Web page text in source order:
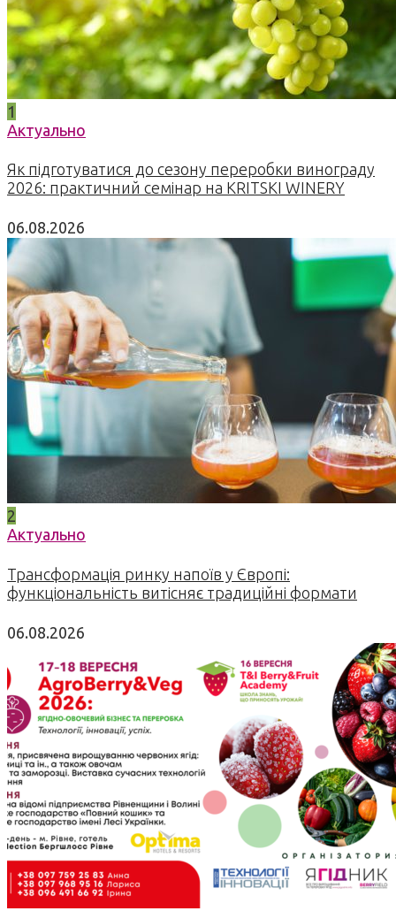
1
Актуально
Як підготуватися до сезону переробки винограду
2026: практичний семінар на KRITSKI WINERY
06.08.2026
2
Актуально
Трансформація ринку напоїв у Європі:
функціональність витісняє традиційні формати
06.08.2026